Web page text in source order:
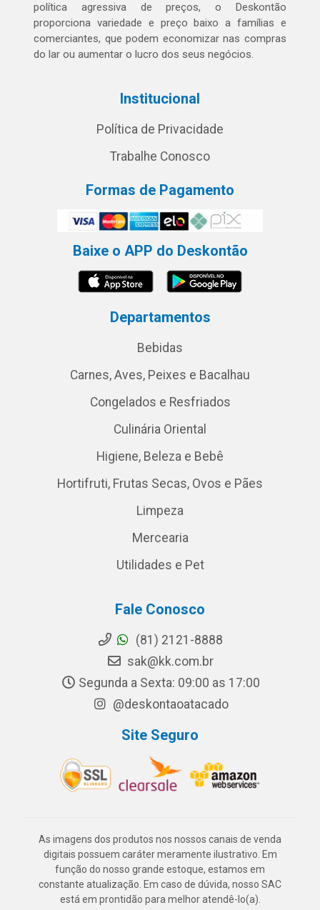
política agressiva de preços, o Deskontão
proporciona variedade e preço baixo a famílias e
comerciantes, que podem economizar nas compras
do lar ou aumentar o lucro dos seus negócios.
Institucional
Política de Privacidade
Trabalhe Conosco
Formas de Pagamento
Baixe o APP do Deskontão
Departamentos
Bebidas
Carnes, Aves, Peixes e Bacalhau
Congelados e Resfriados
Culinária Oriental
Higiene, Beleza e Bebê
Hortifruti, Frutas Secas, Ovos e Pães
Limpeza
Mercearia
Utilidades e Pet
Fale Conosco
(81) 2121-8888
sak@kk.com.br
Segunda a Sexta: 09:00 as 17:00
@deskontaoatacado
Site Seguro
As imagens dos produtos nos nossos canais de venda
digitais possuem caráter meramente ilustrativo. Em
função do nosso grande estoque, estamos em
constante atualização. Em caso de dúvida, nosso SAC
está em prontidão para melhor atendê-lo(a).